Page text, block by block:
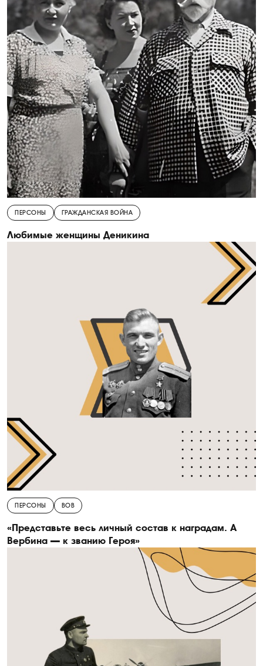
ПЕРСОНЫ ГРАЖДАНСКАЯ ВОЙНА
Любимые женщины Деникина
ПЕРСОНЫ ВОВ
«Представьте весь личный состав к наградам. А
Вербина — к званию Героя»